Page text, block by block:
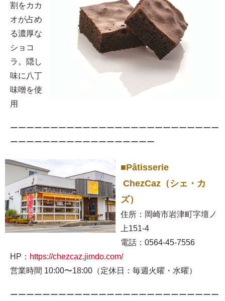
割をカカ
オが占め
る濃厚な
ショコ
ラ。隠し
味に八丁
味噌を使
用​
ーーーーーーーーーーーーーーーーーーーーーーーーーー
ーーーーーーーーーーーーーーーーーー
■Pâtisserie
ChezCaz（シェ・カ
ズ）
住所：岡崎市岩津町字壇ノ
上151-4
電話：0564-45-7556
HP： https://chezcaz.jimdo.com/
営業時間 10:00〜18:00（定休日：毎週火曜・水曜）
ーーーーーーーーーーーーーーーーーーーーーーーーーー